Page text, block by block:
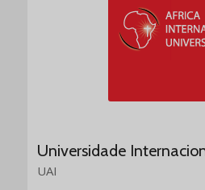
Universidade
UAI